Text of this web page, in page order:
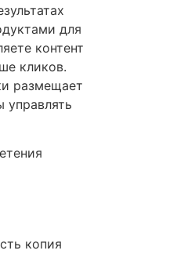
для
контент
кликов.
размещает
управлять
копия